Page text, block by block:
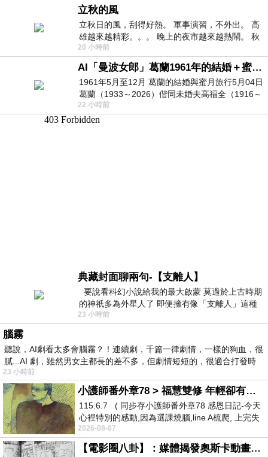
立秋的風
立秋日的風，刮得好熱。 軍事演習，不外出。 高
雄越來越精彩。。。 晚上的夜市越來越熱鬧。 秋
天的風刮得很熱 夜遊消暑熱。。。
20 小時前
AI「曼波女郎」葛蘭1961年的結婚＋蜜月旅行 #戀上老電影 #葛蘭 #粟子
1961年5月至12月 葛蘭的結婚與蜜月旅行5月04日
葛蘭（1933～2026）偕同未婚夫高福全（1916～
2004）乘郵輪赴倫敦6月15日於英國倫敦St.S
22 小時前
典藏封面聊兩句-【支離人】
要說看科幻小說給我的最大啟蒙 莫過於上古時期
的神祇多為外星人了 即便擁有像「支離人」這種
驚世駭俗的神通法門 也未必讀
23 小時前
腦霧
聽說，AI劇看太多會腦霧？！連續劇，千篇一律劇情，一樣的狗血，很
膩...AI 劇，雖然男女主都長的差不多，但劇情短短的，很適合打發時
23 小時前
小護師番外章78 > 福慧雙修 年輕卻有個老靈魂 ㄑ金剛經〉podcast
115.6.7 ( 同步存小護師番外章78 感恩日記-今天
心裡特別的感動,因為選課燒腦,line A梳爬, 上完失
智課的她,特來傾
2026-08-07
【電影圈八卦】：媒體揭發奧斯卡動畫項目投票醜聞！好萊塢為什麼看不起動畫電影？